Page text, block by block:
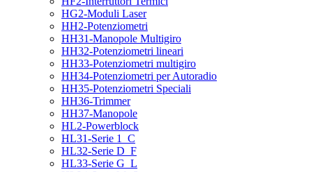
HG2-Moduli Laser
HH2-Potenziometri
HH31-Manopole Multigiro
HH32-Potenziometri lineari
HH33-Potenziometri multigiro
HH34-Potenziometri per Autoradio
HH35-Potenziometri Speciali
HH36-Trimmer
HH37-Manopole
HL2-Powerblock
HL31-Serie 1_C
HL32-Serie D_F
HL33-Serie G_L